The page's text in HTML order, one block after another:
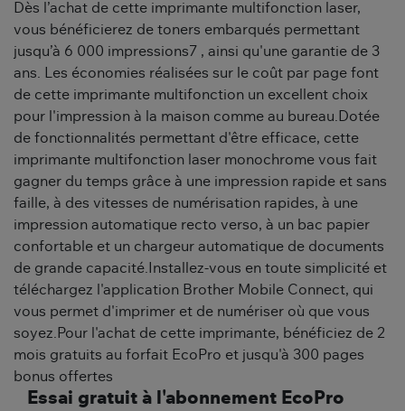
Dès l’achat de cette imprimante multifonction laser,
vous bénéficierez de toners embarqués permettant
jusqu’à 6 000 impressions7 , ainsi qu'une garantie de 3
ans. Les économies réalisées sur le coût par page font
de cette imprimante multifonction un excellent choix
pour l'impression à la maison comme au bureau.Dotée
de fonctionnalités permettant d'être efficace, cette
imprimante multifonction laser monochrome vous fait
gagner du temps grâce à une impression rapide et sans
faille, à des vitesses de numérisation rapides, à une
impression automatique recto verso, à un bac papier
confortable et un chargeur automatique de documents
de grande capacité.Installez-vous en toute simplicité et
téléchargez l'application Brother Mobile Connect, qui
vous permet d'imprimer et de numériser où que vous
soyez.Pour l'achat de cette imprimante, bénéficiez de 2
mois gratuits au forfait EcoPro et jusqu'à 300 pages
bonus offertes
Essai gratuit à l'abonnement EcoPro